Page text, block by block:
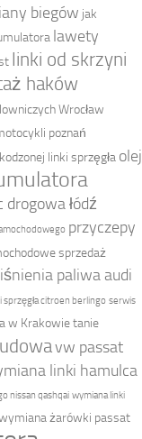
biegów jak
lawety
linki od skrzyni
haków
Wrocław
poznań
linki sprzęgła olej
drogowa łódź
przyczepy
sprzedaż
paliwa audi
citroen berlingo serwis
w Krakowietanie
vw passat
linki hamulca
nissan qashqai wymiana linki
żarówki passat